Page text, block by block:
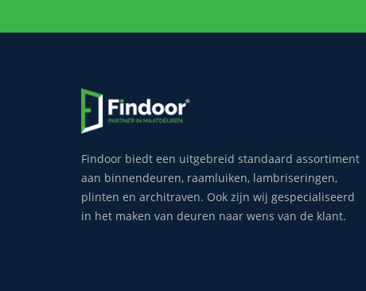
Findoor biedt een uitgebreid standaard assortiment
aan binnendeuren, raamluiken, lambriseringen,
plinten en architraven. Ook zijn wij gespecialiseerd
in het maken van deuren naar wens van de klant.